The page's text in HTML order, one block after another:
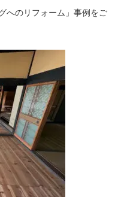
へのリフォーム」事例をご